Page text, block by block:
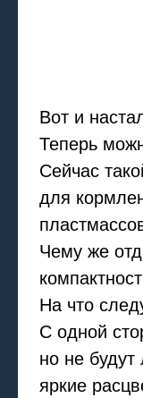
Вот и
Теперь
Сейчас
для
Чему же
На что
С одной
но не
яркие